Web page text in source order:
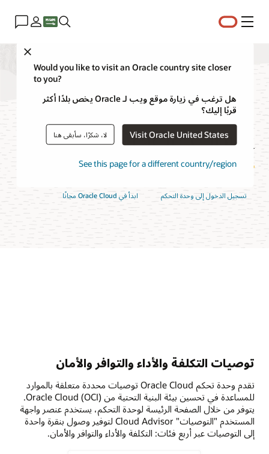
القائمة
Would you like to visit an Oracle country site closer
to you?
هل ترغب في زيارة موقع ويب لـ Oracle يخص بلدًا أكثر
قربًا إليك؟
Visit Oracle United States لا، شكرًا، سأبقى هنا
See this page for a different country/region
ميزات وحدة تحكم
Oracle Cloud
تسجيل الدخول إلى وحدة التحكم ابدأ في Oracle Cloud مجانًا
توصيات التكلفة والأداء والتوافر والأمان
تقدم وحدة تحكم Oracle Cloud توصيات محددة متعلقة بالموارد
للمساعدة في تحسين بيئة البنية التحتية من Oracle Cloud (OCI).
يتوفر من خلال الصفحة الرئيسة لوحدة التحكم، يستخدم عنصر واجهة
المستخدم "التوصيات" Cloud Advisor لتوفير وصول بنقرة واحدة
إلى التوصيات عبر أربع فئات: التكلفة والأداء والتوافر والأمان.